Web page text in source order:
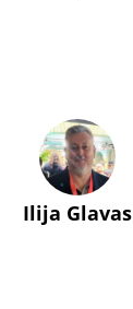
Ilija Glavas